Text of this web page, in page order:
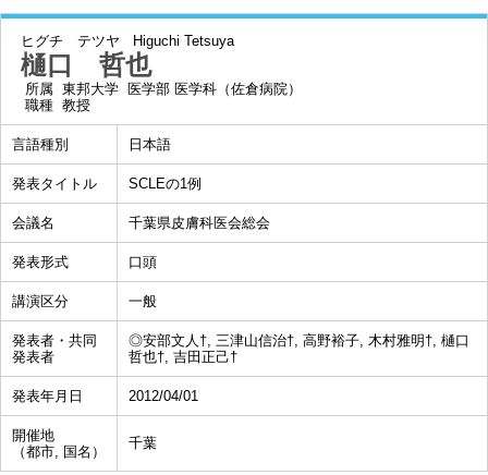
ヒグチ テツヤ Higuchi Tetsuya
樋口 哲也
所属 東邦大学 医学部 医学科（佐倉病院）
職種 教授
言語種別 日本語
発表タイトル SCLEの1例
会議名 千葉県皮膚科医会総会
発表形式 口頭
講演区分 一般
発表者・共同
発表者
◎安部文人†, 三津山信治†, 高野裕子, 木村雅明†, 樋口
哲也†, 吉田正己†
発表年月日 2012/04/01
開催地
（都市, 国名）
千葉